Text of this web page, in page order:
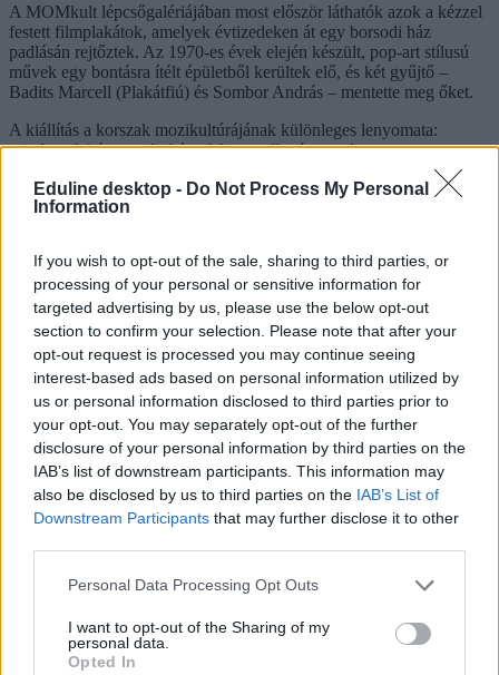
Eduline desktop - Do Not Process My Personal
Information
If you wish to opt-out of the sale, sharing to third parties, or
processing of your personal or sensitive information for
targeted advertising by us, please use the below opt-out
section to confirm your selection. Please note that after your
opt-out request is processed you may continue seeing
interest-based ads based on personal information utilized by
us or personal information disclosed to third parties prior to
your opt-out. You may separately opt-out of the further
disclosure of your personal information by third parties on the
IAB’s list of downstream participants. This information may
also be disclosed by us to third parties on the IAB’s List of
Downstream Participants that may further disclose it to other
Personal Data Processing Opt Outs
I want to opt-out of the Sharing of my
personal data.
Opted In
A MOMkult lépcsőgalériájában most először láthatók azok a kézzel
festett filmplakátok, amelyek évtizedeken át egy borsodi ház
padlásán rejtőztek. Az 1970-es évek elején készült, pop-art stílusú
művek egy bontásra ítélt épületből kerültek elő, és két gyűjtő –
Badits Marcell (Plakátfiú) és Sombor András – mentette meg őket.
A kiállítás a korszak mozikultúrájának különleges lenyomata:
minden plakát egyedi, kézzel festett alkotás, amely egyszerre
nosztalgikus és látványos betekintést nyújt az analóg filmplakát-
kultúra világába.